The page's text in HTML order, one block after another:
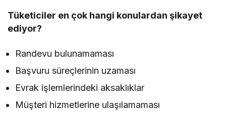
Tüketiciler en çok hangi konulardan şikayet
ediyor?
Randevu bulunamaması
Başvuru süreçlerinin uzaması
Evrak işlemlerindeki aksaklıklar
Müşteri hizmetlerine ulaşılamaması